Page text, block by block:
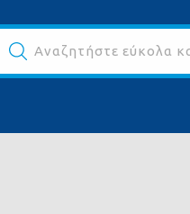
Αναζητήστε εύκολα